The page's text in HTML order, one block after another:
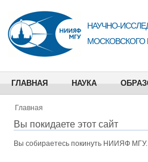
НАУЧНО-
МОСКОВСКОГО
ГЛАВНАЯ НАУКА
Главная
Вы покидаете этот сайт
Вы собираетесь покинуть НИИЯФ МГУ